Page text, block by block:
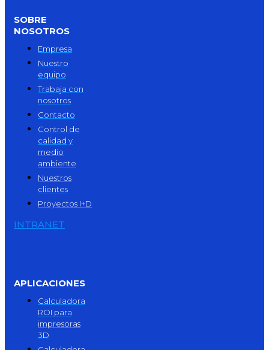
SOBRE
NOSOTROS
Empresa
Nuestro
equipo
Trabaja con
nosotros
Contacto
Control de
calidad y
medio
ambiente
Nuestros
clientes
Proyectos I+D
INTRANET
APLICACIONES
Calculadora
ROI para
impresoras
3D